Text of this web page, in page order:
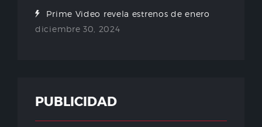
Prime Video revela estrenos de enero
diciembre 30, 2024
PUBLICIDAD